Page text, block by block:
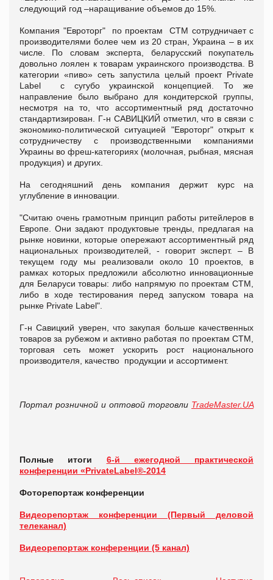
следующий год –наращивание объемов до 15%.
Компания "Евроторг" по проектам СТМ сотрудничает с
производителями более чем из 20 стран, Украина – в их
числе. По словам эксперта, беларусский покупатель
довольно лоялен к товарам украинского производства. В
категории «пиво» сеть запустила целый проект Private
Label с сугубо украинской концепцией. То же
направление было выбрано для кондитерской группы,
несмотря на то, что ассортиментный ряд достаточно
стандартизирован. Г-н САВИЦКИЙ отметил, что в связи с
экономико-политической ситуацией "Евроторг" открыт к
сотрудничеству с производственными компаниями
Украины во фреш-категориях (молочная, рыбная, мясная
продукция) и других.
На сегодняшний день компания держит курс на
углубление в инновации.
"Считаю очень грамотным принцип работы ритейлеров в
Европе. Они задают продуктовые тренды, предлагая на
рынке новинки, которые опережают ассортиментный ряд
национальных производителей, - говорит эксперт. – В
текущем году мы реализовали около 10 проектов, в
рамках которых предложили абсолютно инновационные
для Беларуси товары: либо напрямую по проектам СТМ,
либо в ходе тестирования перед запуском товара на
рынке Private Label".
Г-н Савицкий уверен, что закупая больше качественных
товаров за рубежом и активно работая по проектам СТМ,
торговая сеть может ускорить рост национального
производителя, качество продукции и ассортимент.
Портал розничной и оптовой торговли TradeMaster.UA
Полные итоги 6-й ежегодной практической
конференции «PrivateLabel®-2014
Фоторепортаж конференции
Видеорепортаж конференции (Первый деловой
телеканал)
Видеорепортаж конференции (5 канал)